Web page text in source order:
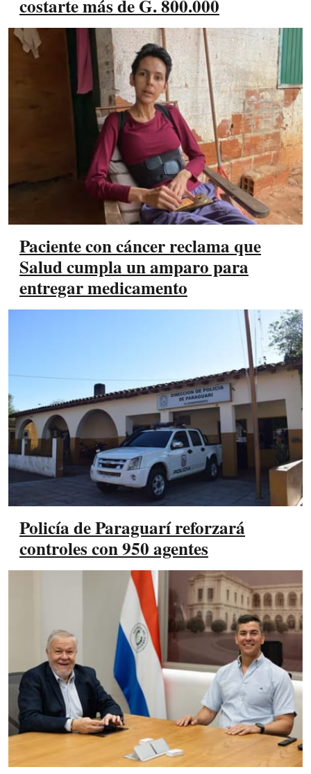
costarte más de G. 800.000
Paciente con cáncer reclama que
Salud cumpla un amparo para
entregar medicamento
Policía de Paraguarí reforzará
controles con 950 agentes